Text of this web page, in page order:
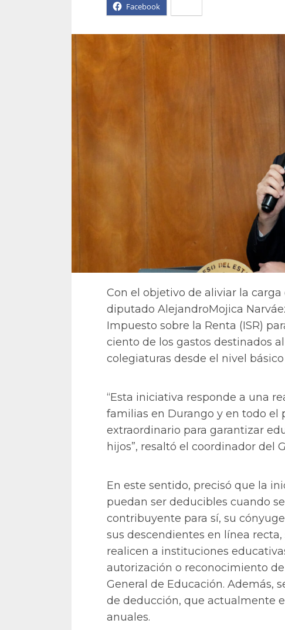
Facebook
Con el objetivo de aliviar la
diputado AlejandroMojica
Impuesto sobre la Renta (ISR)
ciento de los gastos destinados
colegiaturas desde el nivel
“Esta iniciativa responde a una
familias en Durango y en todo el
extraordinario para garantizar
hijos”, resaltó el coordinador del
En este sentido, precisó que la
puedan ser deducibles cuando
contribuyente para sí, su
sus descendientes en línea
realicen a instituciones
autorización o reconocimiento
General de Educación. Además,
de deducción, que actualmente
anuales.